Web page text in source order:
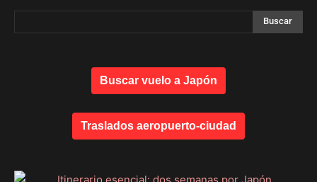
Buscar vuelo a Japón
Traslados aeropuerto-ciudad